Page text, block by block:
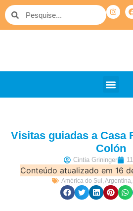
Visitas guiadas a Casa
Colón
Cintia Grininger
Conteúdo atualizado em 16
América do Sul , Argentina,